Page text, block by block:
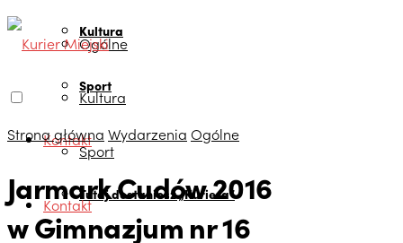
Kultura
Sport
Kontakt
Tutaj dostaniesz „Kuriera”
Ogólne
Kultura
Sport
Kontakt
Strona główna Wydarzenia Ogólne
Jarmark Cudów 2016
w Gimnazjum nr 16